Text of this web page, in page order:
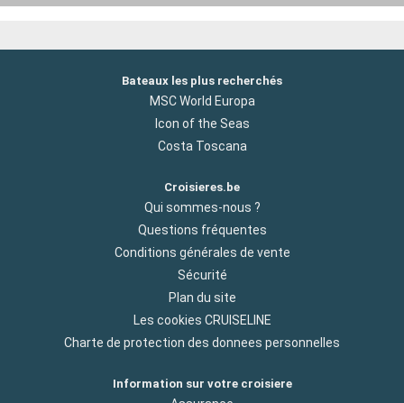
Bateaux les plus recherchés
MSC World Europa
Icon of the Seas
Costa Toscana
Croisieres.be
Qui sommes-nous ?
Questions fréquentes
Conditions générales de vente
Sécurité
Plan du site
Les cookies CRUISELINE
Charte de protection des donnees personnelles
Information sur votre croisiere